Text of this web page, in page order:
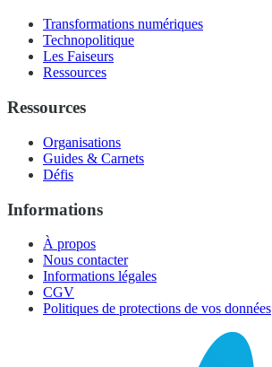
Transformations numériques
Technopolitique
Les Faiseurs
Ressources
Ressources
Organisations
Guides & Carnets
Défis
Informations
À propos
Nous contacter
Informations légales
CGV
Politiques de protections de vos données